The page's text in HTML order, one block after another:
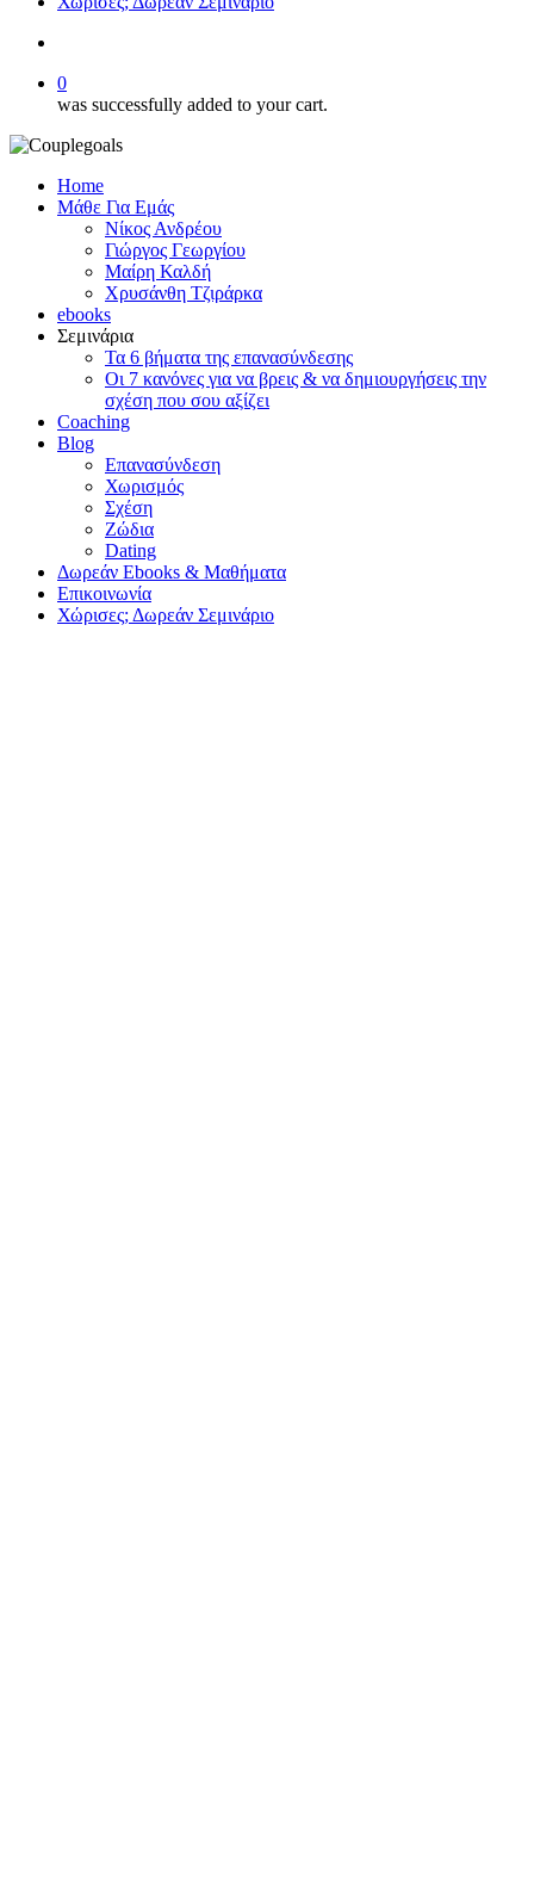
0
was successfully added to your cart.
Home
Μάθε Για Εμάς
Νίκος Ανδρέου
Γιώργος Γεωργίου
Μαίρη Καλδή
Χρυσάνθη Τζιράρκα
ebooks
Σεμινάρια
Τα 6 βήματα της επανασύνδεσης
Οι 7 κανόνες για να βρεις & να δημιουργήσεις την
σχέση που σου αξίζει
Coaching
Blog
Επανασύνδεση
Χωρισμός
Σχέση
Ζώδια
Dating
Δωρεάν Ebooks & Μαθήματα
Επικοινωνία
Χώρισες; Δωρεάν Σεμινάριο